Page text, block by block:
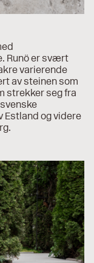
Runö er svært
varierende
av steinen som
strekker seg fra
Estland og videre